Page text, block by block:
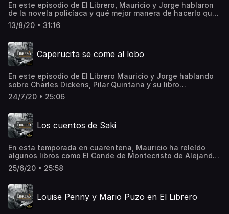
En este episodio de El Librero, Mauricio y Jorge hablaron
de la novela policíaca y qué mejor manera de hacerlo que
mencionando a Raymond Chandler y su inolvidable
personaje Philip Marlowe.También hablaron sobre
conmovedora novela Leche derramada.See
omnystudio.com/listener for privacy information.
13/8/20 • 31:16
Caperucita se come al lobo
En este episodio de El Librero Mauricio y Jorge hablando
sobre Charles Dickens, Pilar Quintana y su libro
Caperucita se come al lobo, también de Raymond
Chandler y el personaje de su novela policiaca Philip
escritor Juan Marsé.See omnystudio.com/listener for
privacy information.
24/7/20 • 25:06
Los cuentos de Saki
En esta temporada en cuarentena, Mauricio ha releído
algunos libros como El Conde de Montecristo de Alejandro
Dumas, y este episodio comparte las percepciones de
esta segunda lectura. También hablaron sobre el éxito
escritor colombiano Ricardo Silva Moreno.See
omnystudio.com/listener for privacy information.
25/6/20 • 25:58
Louise Penny y Mario Puzo en El Librero